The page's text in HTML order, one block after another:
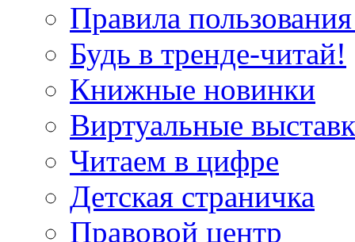
Правила
Будь в тренде-читай!
Книжные новинки
Виртуальные
Читаем в цифре
Детская страничка
Правовой центр